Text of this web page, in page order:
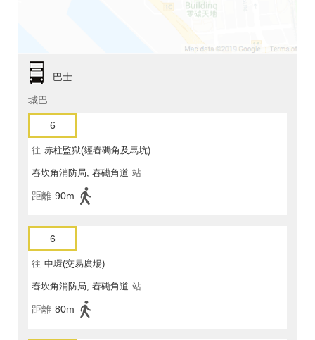
巴士
城巴
6
往 赤柱監獄(經舂磡角及馬坑)
舂坎角消防局, 舂磡角道 站
距離 90m
6
往 中環(交易廣場)
舂坎角消防局, 舂磡角道 站
距離 80m